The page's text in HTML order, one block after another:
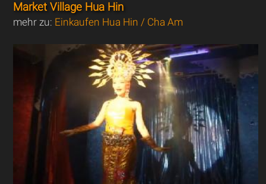
Market Village Hua Hin
mehr zu: Einkaufen Hua Hin / Cha Am